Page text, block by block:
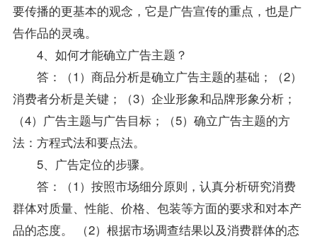
要传播的更基本的观念，它是广告宣传的重点，也是广
告作品的灵魂。
4、如何才能确立广告主题？
答：（1）商品分析是确立广告主题的基础；（2）
消费者分析是关键；（3）企业形象和品牌形象分析；
（4）广告主题与广告目标；（5）确立广告主题的方
法：方程式法和要点法。
5、广告定位的步骤。
答：（1）按照市场细分原则，认真分析研究消费
群体对质量、性能、价格、包装等方面的要求和对本产
品的态度。 （2）根据市场调查结果以及消费群体的态